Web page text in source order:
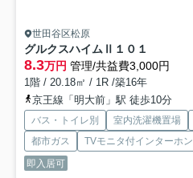
世田谷区松原
グルクスハイムⅡ １０１
8.3万円 管理/共益費3,000円
1階 / 20.18㎡ / 1R /築16年
京王線「明大前」駅 徒歩10分
バス・トイレ別 室内洗濯機置場
都市ガス
TVモニタ付インターホン
即入居可